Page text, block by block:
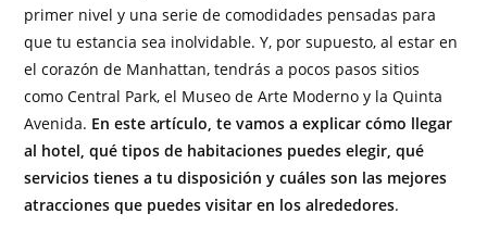
primer nivel y una serie de comodidades pensadas para
que tu estancia sea inolvidable. Y, por supuesto, al estar en
el corazón de Manhattan, tendrás a pocos pasos sitios
como Central Park, el Museo de Arte Moderno y la Quinta
Avenida. En este artículo, te vamos a explicar cómo llegar
al hotel, qué tipos de habitaciones puedes elegir, qué
servicios tienes a tu disposición y cuáles son las mejores
atracciones que puedes visitar en los alrededores.